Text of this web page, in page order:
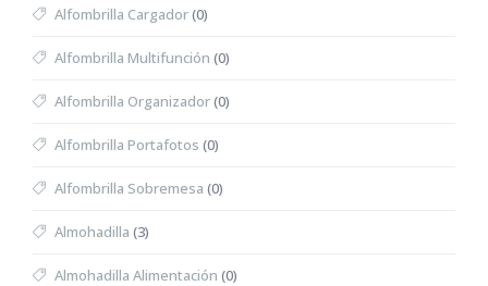
Alfombrilla Cargador(0)
Alfombrilla Multifunción (0)
Alfombrilla Organizador(0)
Alfombrilla Portafotos (0)
Alfombrilla Sobremesa (0)
Almohadilla (3)
Almohadilla Alimentación (0)